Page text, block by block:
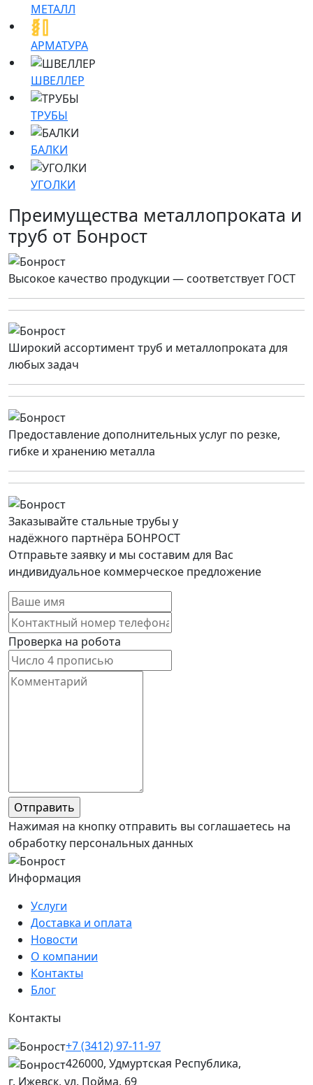
МЕТАЛЛ
АРМАТУРА
ШВЕЛЛЕР
ТРУБЫ
БАЛКИ
УГОЛКИ
Преимущества металлопроката и
труб от Бонрост
Высокое качество продукции — соответствует ГОСТ
Широкий ассортимент труб и металлопроката для
любых задач
Предоставление дополнительных услуг по резке,
гибке и хранению металла
Заказывайте стальные трубы у
надёжного партнёра БОНРОСТ
Отправьте заявку и мы составим для Вас
индивидуальное коммерческое предложение
Проверка на робота
Нажимая на кнопку отправить вы соглашаетесь на
обработку персональных данных
Информация
Услуги
Доставка и оплата
Новости
О компании
Контакты
Блог
Контакты
+7 (3412) 97-11-97
426000, Удмуртская Республика,
г. Ижевск, ул. Пойма, 69